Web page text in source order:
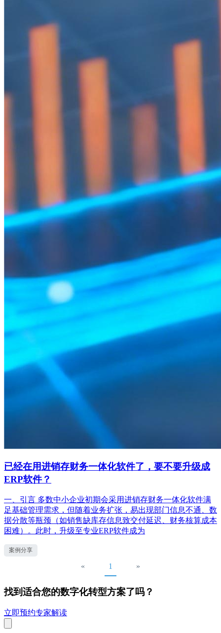
已经在用进销存财务一体化软件了，要不要升级成
ERP软件？
一、引言 多数中小企业初期会采用进销存财务一体化软件满
足基础管理需求，但随着业务扩张，易出现部门信息不通、数
据分散等瓶颈（如销售缺库存信息致交付延迟、财务核算成本
困难）。此时，升级至专业ERP软件成为
案例分享
« 1 »
找到适合您的数字化转型方案了吗？
立即预约专家解读